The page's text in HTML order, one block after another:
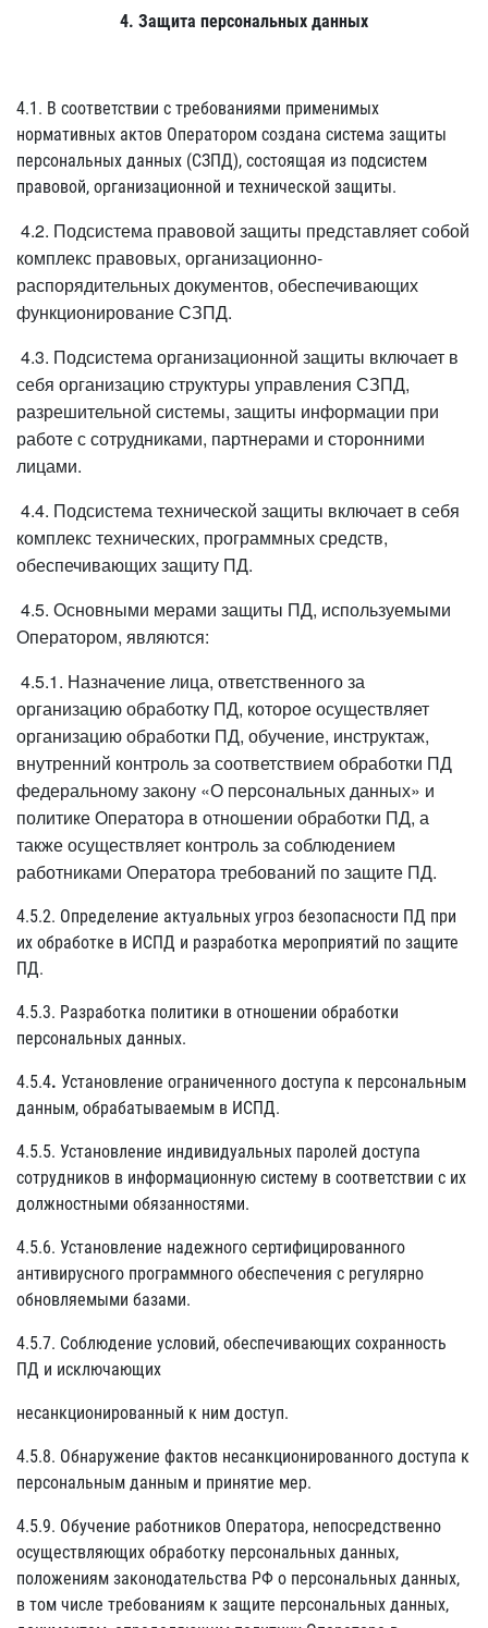
4. Защита персональных данных
4.1. В соответствии с требованиями применимых
нормативных актов Оператором создана система защиты
персональных данных (СЗПД), состоящая из подсистем
правовой, организационной и технической защиты.
4.2. Подсистема правовой защиты представляет собой
комплекс правовых, организационно-
распорядительных документов, обеспечивающих
функционирование СЗПД.
4.3. Подсистема организационной защиты включает в
себя организацию структуры управления СЗПД,
разрешительной системы, защиты информации при
работе с сотрудниками, партнерами и сторонними
лицами.
4.4. Подсистема технической защиты включает в себя
комплекс технических, программных средств,
обеспечивающих защиту ПД.
4.5. Основными мерами защиты ПД, используемыми
Оператором, являются:
4.5.1. Назначение лица, ответственного за
организацию обработку ПД, которое осуществляет
организацию обработки ПД, обучение, инструктаж,
внутренний контроль за соответствием обработки ПД
федеральному закону «О персональных данных» и
политике Оператора в отношении обработки ПД, а
также осуществляет контроль за соблюдением
работниками Оператора требований по защите ПД.
4.5.2. Определение актуальных угроз безопасности ПД при
их обработке в ИСПД и разработка мероприятий по защите
ПД.
4.5.3. Разработка политики в отношении обработки
персональных данных.
4.5.4. Установление ограниченного доступа к персональным
данным, обрабатываемым в ИСПД.
4.5.5. Установление индивидуальных паролей доступа
сотрудников в информационную систему в соответствии с их
должностными обязанностями.
4.5.6. Установление надежного сертифицированного
антивирусного программного обеспечения с регулярно
обновляемыми базами.
4.5.7. Соблюдение условий, обеспечивающих сохранность
ПД и исключающих
несанкционированный к ним доступ.
4.5.8. Обнаружение фактов несанкционированного доступа к
персональным данным и принятие мер.
4.5.9. Обучение работников Оператора, непосредственно
осуществляющих обработку персональных данных,
положениям законодательства РФ о персональных данных,
в том числе требованиям к защите персональных данных,